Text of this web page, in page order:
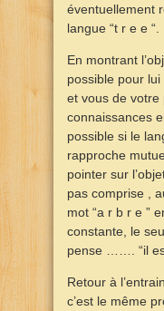
éventuellement
langue “t r e e “.
En montrant
possible pour
et vous de votre
connaissances
possible si le
rapproche
pointer sur
pas comprise ,
mot “a r b r e ”
constante, le
pense ……. “il
Retour à
c’est le même